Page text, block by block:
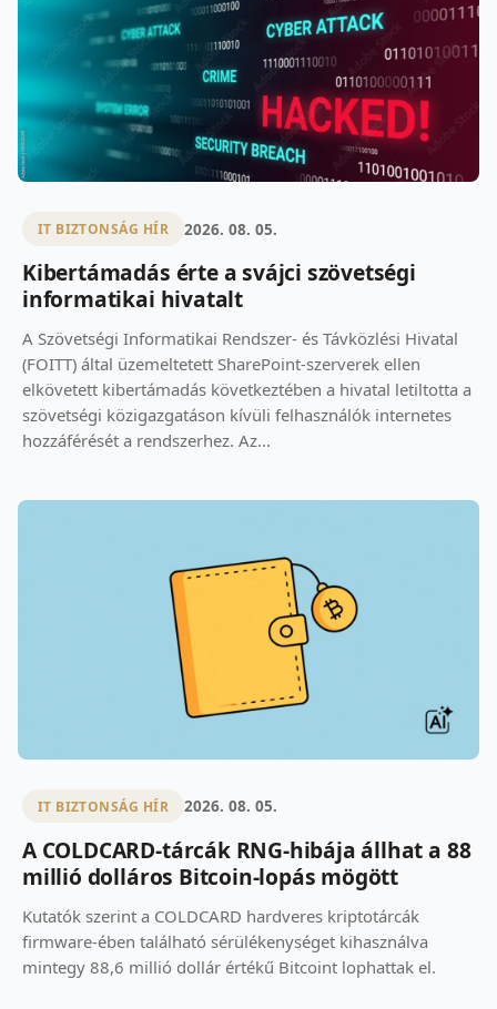
IT BIZTONSÁG HÍR 2026. 08. 05.
Kibertámadás érte a svájci szövetségi
informatikai hivatalt
A Szövetségi Informatikai Rendszer- és Távközlési Hivatal
(FOITT) által üzemeltetett SharePoint-szerverek ellen
elkövetett kibertámadás következtében a hivatal letiltotta a
szövetségi közigazgatáson kívüli felhasználók internetes
hozzáférését a rendszerhez. Az...
IT BIZTONSÁG HÍR 2026. 08. 05.
A COLDCARD-tárcák RNG-hibája állhat a 88
millió dolláros Bitcoin-lopás mögött
Kutatók szerint a COLDCARD hardveres kriptotárcák
firmware-ében található sérülékenységet kihasználva
mintegy 88,6 millió dollár értékű Bitcoint lophattak el.